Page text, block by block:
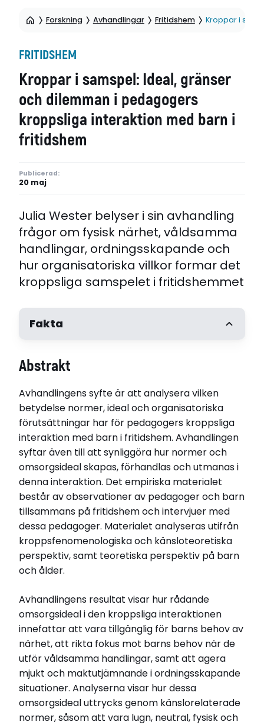
Forskning Avhandlingar Fritidshem Kroppar i
FRITIDSHEM
Kroppar i samspel: Ideal, gränser
och dilemman i pedagogers
kroppsliga interaktion med barn i
fritidshem
Publicerad:
20 maj
Julia Wester belyser i sin avhandling
frågor om fysisk närhet, våldsamma
handlingar, ordningsskapande och
hur organisatoriska villkor formar det
kroppsliga samspelet i fritidshemmet
Fakta
Julia Wester
Professor Maria Zackariasson, Södertörns
högskola Docent Elisabeth Wollin, Södertörns
högskola,
Opponent
Erika Lundell, Malmö universitet
Disputerat vid
Södertörns högskola
Disputationsdag
2026-05-29
Institution
Institutionen för historia och samtidsstudier
Relaterade länkar
Abstrakt
Avhandlingens syfte är att analysera vilken
betydelse normer, ideal och organisatoriska
förutsättningar har för pedagogers kroppsliga
interaktion med barn i fritidshem. Avhandlingen
syftar även till att synliggöra hur normer och
omsorgsideal skapas, förhandlas och utmanas i
denna interaktion. Det empiriska materialet
består av observationer av pedagoger och barn
tillsammans på fritidshem och intervjuer med
dessa pedagoger. Materialet analyseras utifrån
kroppsfenomenologiska och känsloteoretiska
perspektiv, samt teoretiska perspektiv på barn
och ålder.
Avhandlingens resultat visar hur rådande
omsorgsideal i den kroppsliga interaktionen
innefattar att vara tillgänglig för barns behov av
närhet, att rikta fokus mot barns behov när de
utför våldsamma handlingar, samt att agera
mjukt och maktutjämnande i ordningsskapande
situationer. Analyserna visar hur dessa
omsorgsideal uttrycks genom känslorelaterade
normer, såsom att vara lugn, neutral, fysisk och